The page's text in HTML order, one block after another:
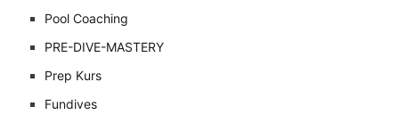
Pool Coaching
PRE-DIVE-MASTERY
Prep Kurs
Fundives